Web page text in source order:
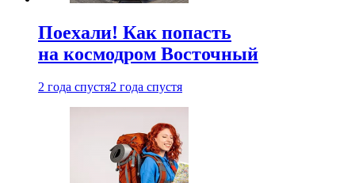
Поехали! Как попасть
на космодром Восточный
2 года спустя2 года спустя